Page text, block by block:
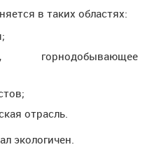
в таких областях:
горнодобывающее
отрасль.
экологичен.